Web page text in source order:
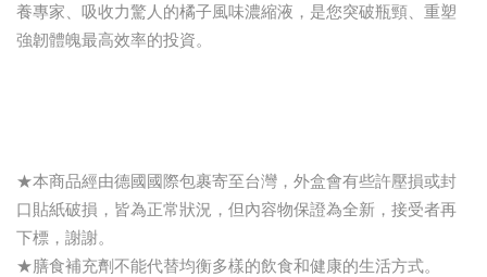
養專家、吸收力驚人的橘子風味濃縮液，是您突破瓶頸、重塑
強韌體魄最高效率的投資。
★本商品經由德國國際包裹寄至台灣，外盒會有些許壓損或封
口貼紙破損，皆為正常狀況，但內容物保證為全新，接受者再
下標，謝謝。
★膳食補充劑不能代替均衡多樣的飲食和健康的生活方式。